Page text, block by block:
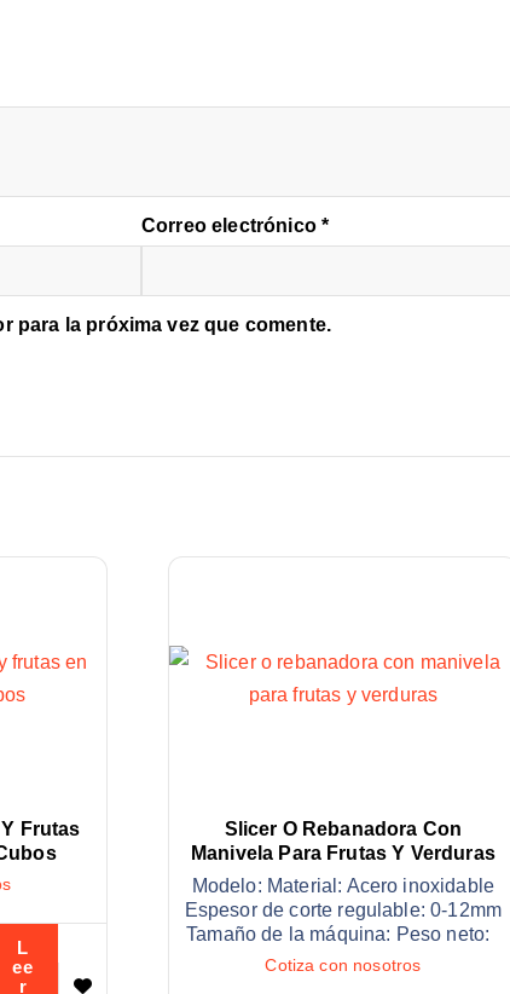
Correo electrónico*
para la próxima vez que comente.
Frutas
L
ee
r
Slicer O Rebanadora Con
Manivela Para Frutas Y Verduras
Modelo: Material: Acero inoxidable
Espesor de corte regulable: 0-12mm
Tamaño de la máquina: Peso neto:
Cotiza con nosotros